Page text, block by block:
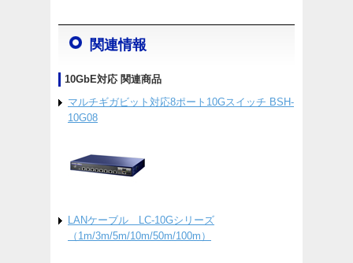
関連情報
10GbE対応 関連商品
マルチギガビット対応8ポート10Gスイッチ BSH-
10G08
LANケーブル LC-10Gシリーズ
（1m/3m/5m/10m/50m/100m）